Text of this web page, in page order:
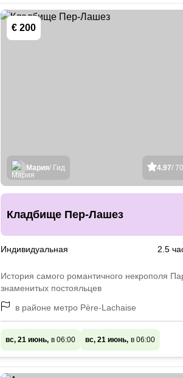
€ 200
4.97/
Мария/ Гид
Кладбище Пер-Лашез
Индивидуальная 2.5
История самого романтичного некрополя
знаменитых постояльцев
в районе метро Père-Lachaise
вс, 21 июнь, в 06:00 вс, 21 июнь, в 06:00